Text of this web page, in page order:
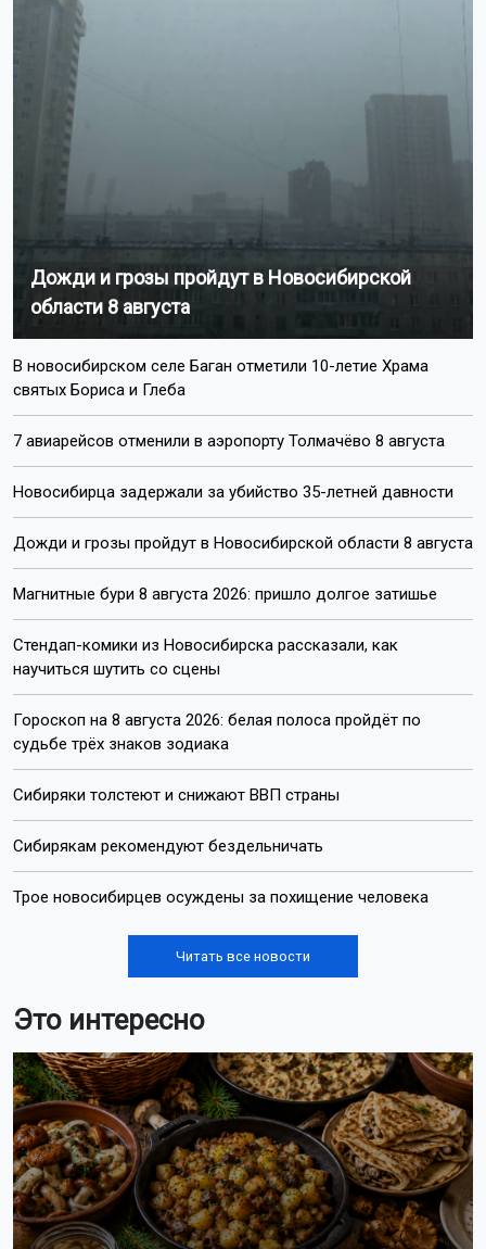
Дожди и грозы пройдут в Новосибирской
области 8 августа
В новосибирском селе Баган отметили 10-летие Храма
святых Бориса и Глеба
7 авиарейсов отменили в аэропорту Толмачёво 8 августа
Новосибирца задержали за убийство 35-летней давности
Дожди и грозы пройдут в Новосибирской области 8 августа
Магнитные бури 8 августа 2026: пришло долгое затишье
Стендап-комики из Новосибирска рассказали, как
научиться шутить со сцены
Гороскоп на 8 августа 2026: белая полоса пройдёт по
судьбе трёх знаков зодиака
Сибиряки толстеют и снижают ВВП страны
Сибирякам рекомендуют бездельничать
Трое новосибирцев осуждены за похищение человека
Читать все новости
Это интересно